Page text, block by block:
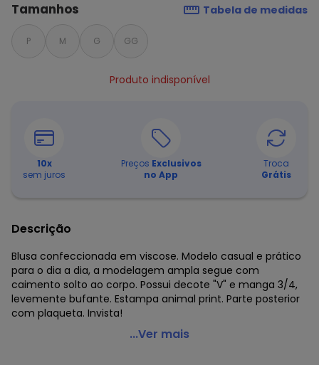
Tamanhos Tabela de medidas
P M G GG
Produto indisponível
10x
sem juros
Preços Exclusivos
no App
Troca
Grátis
Descrição
Blusa confeccionada em viscose. Modelo casual e prático
para o dia a dia, a modelagem ampla segue com
caimento solto ao corpo. Possui decote "V" e manga 3/4,
levemente bufante. Estampa animal print. Parte posterior
com plaqueta. Invista!
Enfim - Blusa Ampla Animal Print em Viscose Branco
...Ver mais